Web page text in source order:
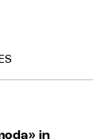
in